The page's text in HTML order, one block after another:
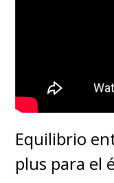
Equilibrio
plus para el